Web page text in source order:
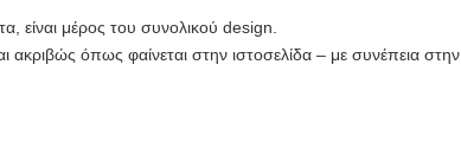
είναι μέρος του συνολικού design.
όπως φαίνεται στην ιστοσελίδα – με συνέπεια στην